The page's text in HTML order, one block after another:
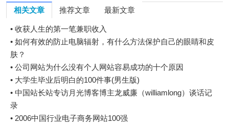
相关文章 推荐文章 最新文章
•收获人生的第一笔兼职收入
•如何有效的防止电脑辐射，有什么方法保护自己的眼睛和皮
肤？
•公司网站为什么没有个人网站容易成功的十个原因
• 大学生毕业后明白的100件事(男生版)
•中国站长站专访月光博客博主龙威廉（williamlong）谈话记
录
• 2006中国行业电子商务网站100强